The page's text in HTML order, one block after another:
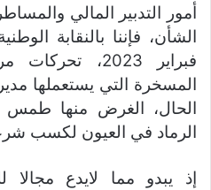
أمور التدبير المالي
فبراير 2023،
المسخرة التي يستعملها
الحال، الغرض منها طمس
الرماد في العيون لكسب
إذ يبدو مما لايدع مجالا